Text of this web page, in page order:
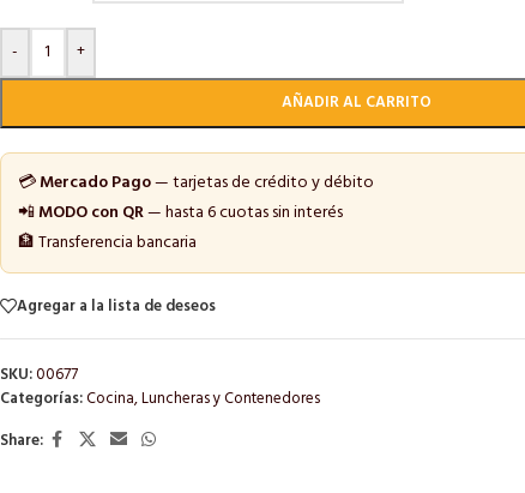
-
+
AÑADIR AL CARRITO
💳Mercado Pago— tarjetas de crédito y débito
📲MODO con QR— hasta 6 cuotas sin interés
🏦 Transferencia bancaria
Agregar a la lista de deseos
SKU:00677
Categorías:Cocina,Luncheras y Contenedores
Share: